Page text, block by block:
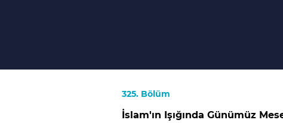
325. Bölüm
İslam'ın Işığında Günümüz